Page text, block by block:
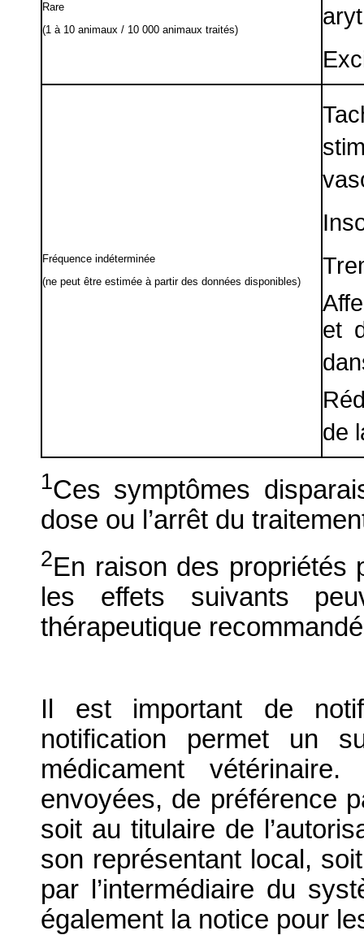
Rare
(1 à 10 animaux / 10 000 animaux traités)
Fréquence indéterminée
(ne peut être estimée à partir des données disponibles)
et
de
1Ces symptômes
dose ou l’arrêt du
2En raison des propriétés
les effets suivants
thérapeutique
Il est important de
notification permet un
médicament
envoyées, de préférence
soit au titulaire de
son représentant local,
par l’intermédiaire du
également la notice pour